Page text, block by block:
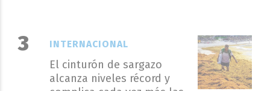
El cinturón de sargazo
alcanza niveles récord y
INTERNACIONAL